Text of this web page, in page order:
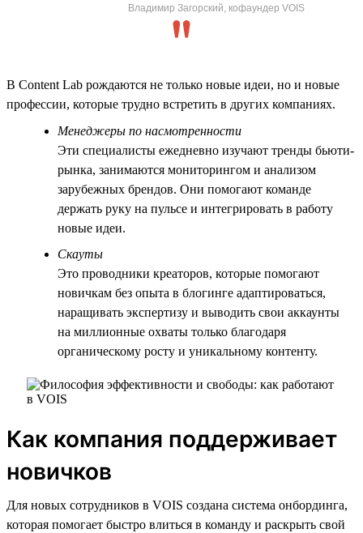
Владимир Загорский, кофаундер VOIS
В Content Lab рождаются не только новые идеи, но и новые
профессии, которые трудно встретить в других компаниях.
Менеджеры по насмотренности
Эти специалисты ежедневно изучают тренды бьюти-
рынка, занимаются мониторингом и анализом
зарубежных брендов. Они помогают команде
держать руку на пульсе и интегрировать в работу
новые идеи.
Скауты
Это проводники креаторов, которые помогают
новичкам без опыта в блогинге адаптироваться,
наращивать экспертизу и выводить свои аккаунты
на миллионные охваты только благодаря
органическому росту и уникальному контенту.
Как компания поддерживает
новичков
Для новых сотрудников в VOIS создана система онбординга,
которая помогает быстро влиться в команду и раскрыть свой